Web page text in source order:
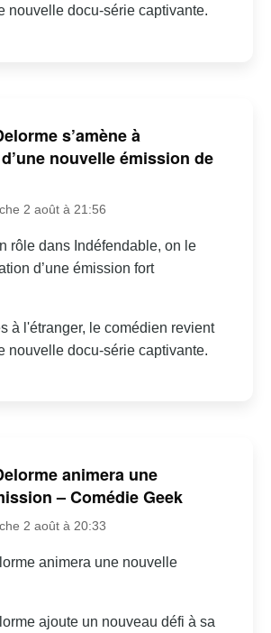
nouvelle docu-série captivante.
s’amène à
nouvelle émission de
2 août à 21:56
rôle dans Indéfendable, on le
d’une émission fort
à l'étranger, le comédien revient
nouvelle docu-série captivante.
animera une
– Comédie Geek
2 août à 20:33
animera une nouvelle
ajoute un nouveau défi à sa